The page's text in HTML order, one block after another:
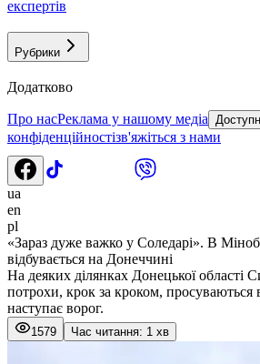
експертів
Рубрики
Додатково
Про насРеклама у нашому медіа
конфіденційностізв'яжіться з нами
ua
en
pl
«Зараз дуже важко у Соледарі». В
відбувається на Донеччині
На деяких ділянках Донецької області
потрохи, крок за кроком,
наступає ворог.
1579 Час читання: 1 хв